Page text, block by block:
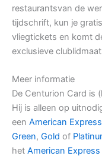
restaurantsvan de
tijdschrift, kun je
vliegtickets en komt
exclusieve
Meer informatie
De Centurion Card is
Hij is alleen op
een American
Green, Gold of
het American Express